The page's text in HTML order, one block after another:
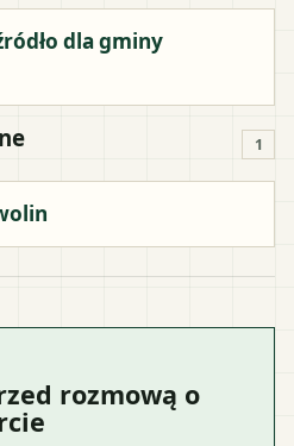
dla gminy
1
rozmową o